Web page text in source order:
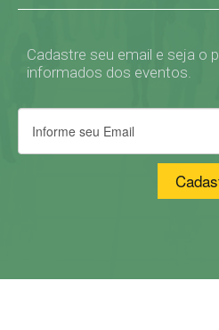
Cadastre seu email e seja o
informados dos eventos.